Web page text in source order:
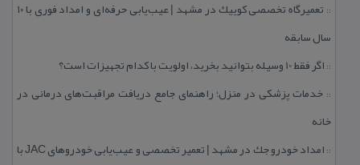
::
تعمیرگاه تخصصی كوییك در مشهد | عیب‌یابی حرفه‌ای و امداد فوری با ۱۰
سال سابقه
:: اگر فقط 10 وسیله بتوانید بخرید، اولویت با كدام تجهیزات است؟
:: خدمات پزشكی در منزل؛ راهنمای جامع دریافت مراقبت‌های درمانی در
خانه
::
امداد خودرو جك در مشهد | تعمیر تخصصی و عیب‌یابی خودروهای JAC با